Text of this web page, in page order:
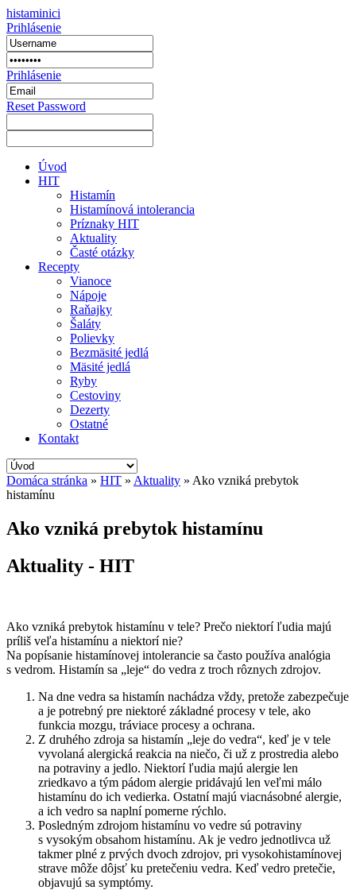
histaminici
Prihlásenie
Prihlásenie
Reset Password
Úvod
HIT
Histamín
Histamínová intolerancia
Príznaky HIT
Aktuality
Časté otázky
Recepty
Vianoce
Nápoje
Raňajky
Šaláty
Polievky
Bezmäsité jedlá
Mäsité jedlá
Ryby
Cestoviny
Dezerty
Ostatné
Kontakt
Domáca stránka » HIT » Aktuality » Ako vzniká prebytok
histamínu
Ako vzniká prebytok histamínu
Aktuality - HIT
Ako vzniká prebytok histamínu v tele? Prečo niektorí ľudia majú
príliš veľa histamínu a niektorí nie?
Na popísanie histamínovej intolerancie sa často používa analógia
s vedrom. Histamín sa „leje“ do vedra z troch rôznych zdrojov.
Na dne vedra sa histamín nachádza vždy, pretože zabezpečuje
a je potrebný pre niektoré základné procesy v tele, ako
funkcia mozgu, tráviace procesy a ochrana.
Z druhého zdroja sa histamín „leje do vedra“, keď je v tele
vyvolaná alergická reakcia na niečo, či už z prostredia alebo
na potraviny a jedlo. Niektorí ľudia majú alergie len
zriedkavo a tým pádom alergie pridávajú len veľmi málo
histamínu do ich vedierka. Ostatní majú viacnásobné alergie,
a ich vedro sa naplní pomerne rýchlo.
Posledným zdrojom histamínu vo vedre sú potraviny
s vysokým obsahom histamínu. Ak je vedro jednotlivca už
takmer plné z prvých dvoch zdrojov, pri vysokohistamínovej
strave môže dôjsť ku pretečeniu vedra. Keď vedro pretečie,
objavujú sa symptómy.